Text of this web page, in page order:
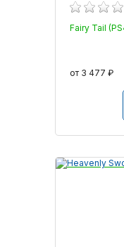
Fairy Tail
от 3 477 ₽